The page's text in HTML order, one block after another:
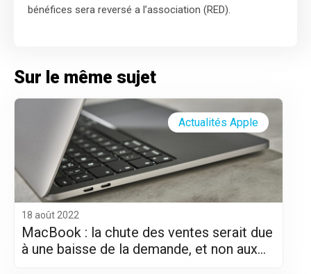
bénéfices sera reversé a l’association (RED).
Sur le même sujet
18 août 2022
MacBook : la chute des ventes serait due
à une baisse de la demande, et non aux
Actualités Apple